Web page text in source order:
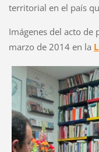
territorial en el país
Imágenes del acto de
marzo de 2014 en la